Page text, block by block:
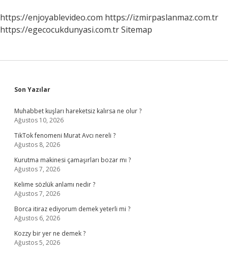
https://enjoyablevideo.com https://izmirpaslanmaz.com.tr
https://egecocukdunyasi.com.trSitemap
Sidebar
Son Yazılar
Muhabbet kuşları hareketsiz kalırsa ne olur ?
Ağustos 10, 2026
TikTok fenomeni Murat Avcı nereli ?
Ağustos 8, 2026
Kurutma makinesi çamaşırları bozar mı ?
Ağustos 7, 2026
Kelime sözlük anlamı nedir ?
Ağustos 7, 2026
Borca itiraz ediyorum demek yeterli mi ?
Ağustos 6, 2026
Kozzy bir yer ne demek ?
Ağustos 5, 2026